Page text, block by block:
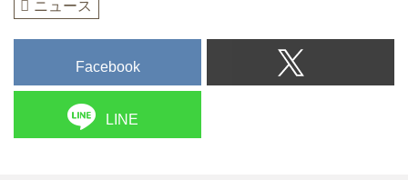
ニュース
Facebook
LINE